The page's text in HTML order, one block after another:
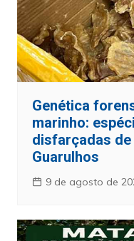
Genética
marinho:
disfarçadas
Guarulhos
9 de agosto de